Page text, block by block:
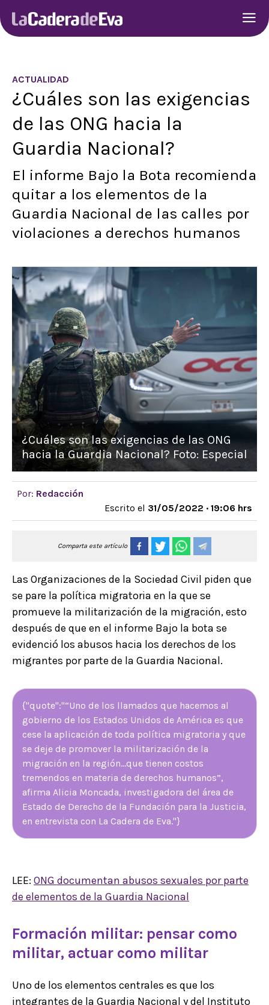
ACTUALIDAD
¿Cuáles son las exigencias
de las ONG hacia la
Guardia Nacional?
El informe Bajo la Bota recomienda
quitar a los elementos de la
Guardia Nacional de las calles por
violaciones a derechos humanos
¿Cuáles son las exigencias de las ONG
hacia la Guardia Nacional? Foto: Especial
Por: Redacción
Escrito el 31/05/2022 · 19:06 hrs
Comparta este artículo
Las Organizaciones de la Sociedad Civil piden que
se pare la política migratoria en la que se
promueve la militarización de la migración, esto
después de que en el informe Bajo la bota se
evidenció los abusos hacia los derechos de los
migrantes por parte de la Guardia Nacional.
{"quote":"“Uno de los llamados que hacemos al
gobierno de los Estados Unidos de América es que
cese la aplicación de toda política migratoria y que
se deje de promover la militarización de la
migración en la región…que tienen costos
tremendos en materia de derechos humanos”,
afirma Alicia Moncada, investigadora del área de
Estado de Derecho de la Fundación para la Justicia,
en entrevista con La Cadera de Eva."}
LEE: ONG documentan abusos sexuales por parte
de elementos de la Guardia Nacional
Formación militar: pensar como
militar, actuar como militar
Uno de los elementos centrales es que los
integrantes de la Guardia Nacional y del Instituto